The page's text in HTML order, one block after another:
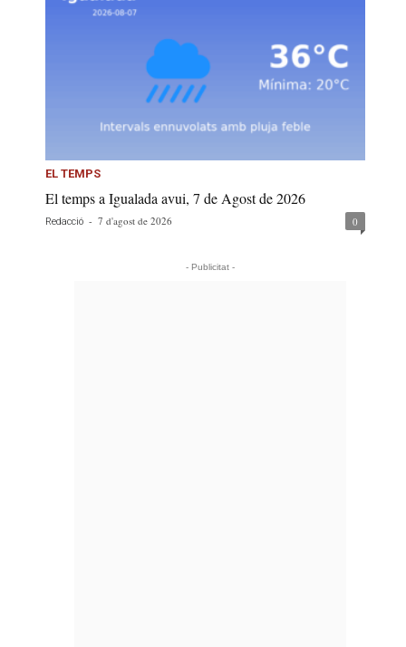
EL TEMPS
El temps a Igualada avui, 7 de Agost de 2026
Redacció - 7 d'agost de 2026 0
- Publicitat -